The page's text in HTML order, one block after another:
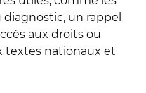
un rappel
aux droits ou
textes nationaux et